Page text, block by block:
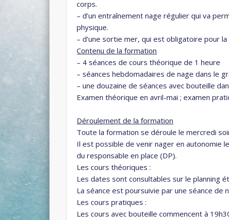
corps.
– d’un entraînement nage régulier qui va
physique.
– d’une sortie mer, qui est obligatoire pour la
Contenu de la formation
– 4 séances de cours théorique de 1 heure
– séances hebdomadaires de nage dans le
– une douzaine de séances avec bouteille
Examen théorique en avril-mai ; examen
Déroulement de la formation
Toute la formation se déroule le mercredi
Il est possible de venir nager en autonomie
du responsable en place (DP).
Les cours théoriques :
Les dates sont consultables sur le planning
La séance est poursuivie par une séance de
Les cours pratiques :
Les cours avec bouteille commencent à